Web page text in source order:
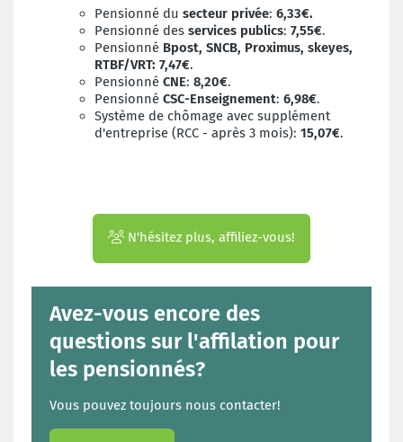
Pensionné du secteur privée: 6,33€.
Pensionné des services publics: 7,55€.
Pensionné Bpost, SNCB, Proximus, skeyes,
RTBF/VRT: 7,47€.
Pensionné CNE: 8,20€.
Pensionné CSC-Enseignement: 6,98€.
Système de chômage avec supplément
d'entreprise (RCC - après 3 mois): 15,07€.
N'hésitez plus, affiliez-vous!
Avez-vous encore des
questions sur l'affilation pour
les pensionnés?
Vous pouvez toujours nous contacter!